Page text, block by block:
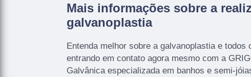
Mais informações sobre a
galvanoplastia
Entenda melhor sobre a galvanoplastia e todos
entrando em contato agora mesmo com a
Galvânica especializada em banhos e semi-